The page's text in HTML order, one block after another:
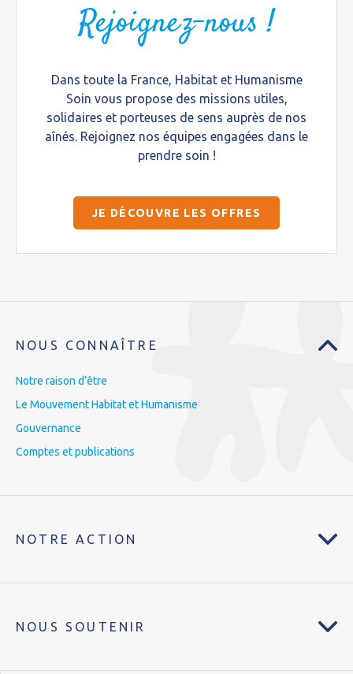
Rejoignez-nous !
Dans toute la France, Habitat et Humanisme
Soin vous propose des missions utiles,
solidaires et porteuses de sens auprès de nos
aînés. Rejoignez nos équipes engagées dans le
prendre soin !
JE DÉCOUVRE LES OFFRES
NOUS CONNAÎTRE
Notre raison d’être
Le Mouvement Habitat et Humanisme
Gouvernance
Comptes et publications
NOTRE ACTION
NOUS SOUTENIR